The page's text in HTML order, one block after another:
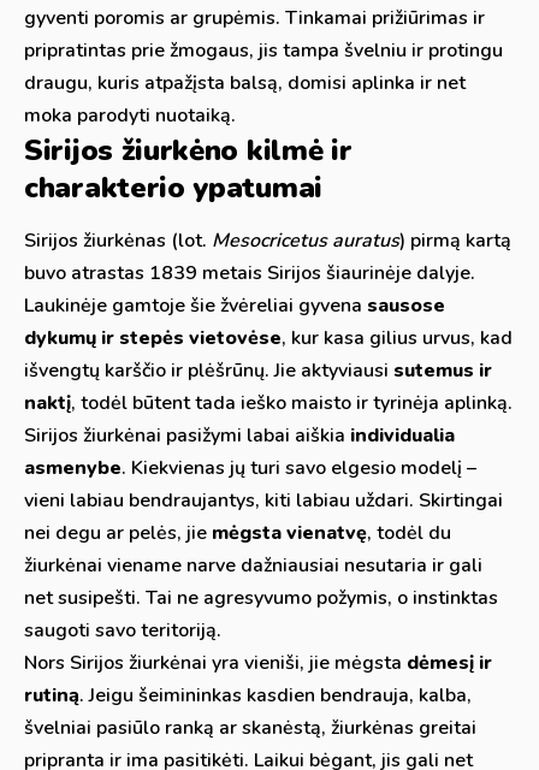
gyventi poromis ar grupėmis. Tinkamai prižiūrimas ir
pripratintas prie žmogaus, jis tampa švelniu ir protingu
draugu, kuris atpažįsta balsą, domisi aplinka ir net
moka parodyti nuotaiką.
Sirijos žiurkėno kilmė ir
charakterio ypatumai
Sirijos žiurkėnas (lot. Mesocricetus auratus) pirmą kartą
buvo atrastas 1839 metais Sirijos šiaurinėje dalyje.
Laukinėje gamtoje šie žvėreliai gyvena sausose
dykumų ir stepės vietovėse, kur kasa gilius urvus, kad
išvengtų karščio ir plėšrūnų. Jie aktyviausi sutemus ir
naktį, todėl būtent tada ieško maisto ir tyrinėja aplinką.
Sirijos žiurkėnai pasižymi labai aiškia individualia
asmenybe. Kiekvienas jų turi savo elgesio modelį –
vieni labiau bendraujantys, kiti labiau uždari. Skirtingai
nei degu ar pelės, jie mėgsta vienatvę, todėl du
žiurkėnai viename narve dažniausiai nesutaria ir gali
net susipešti. Tai ne agresyvumo požymis, o instinktas
saugoti savo teritoriją.
Nors Sirijos žiurkėnai yra vieniši, jie mėgsta dėmesį ir
rutiną. Jeigu šeimininkas kasdien bendrauja, kalba,
švelniai pasiūlo ranką ar skanėstą, žiurkėnas greitai
pripranta ir ima pasitikėti. Laikui bėgant, jis gali net